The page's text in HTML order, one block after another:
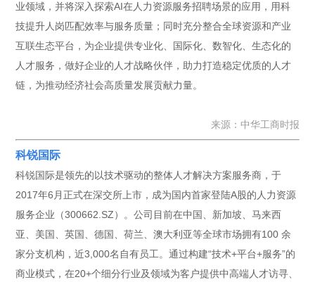
业领域，并将深入探索AI在人力资源服务招聘场景的应用，用科
技提升人岗匹配效率与服务质量；同时充分整合全球资源和产业
互联生态平台，为企业提供专业化、国际化、数智化、生态化的
人才服务，做好企业的人才战略伙伴，助力打造稳定优质的人才
链，为推动经济社会高质量发展贡献力量。
来源：中华工商时报
科锐国际
科锐国际是领先的以技术驱动的整体人才解决方案服务商，于
2017年6月正式在深交所上市，成为国内首家登陆A股的人力资源
服务企业（300662.SZ）。公司目前在中国、新加坡、马来西
亚、美国、英国、德国、荷兰、澳大利亚等全球市场拥有100 余
家分支机构，近3,000名自有员工。通过构建“技术+平台+服务”的
商业模式，在20+个细分行业及领域为客户提供中高端人才访寻、